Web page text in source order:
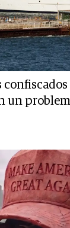
confiscados
un